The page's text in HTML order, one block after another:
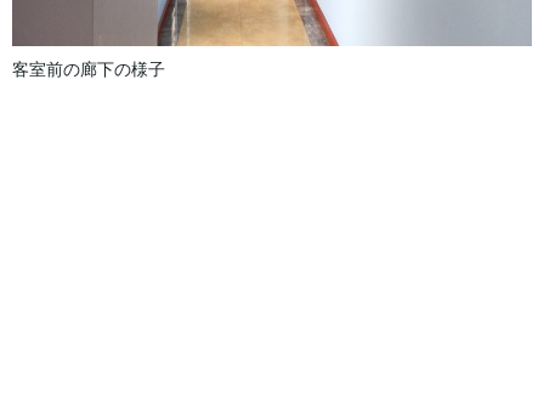
客室前の廊下の様子